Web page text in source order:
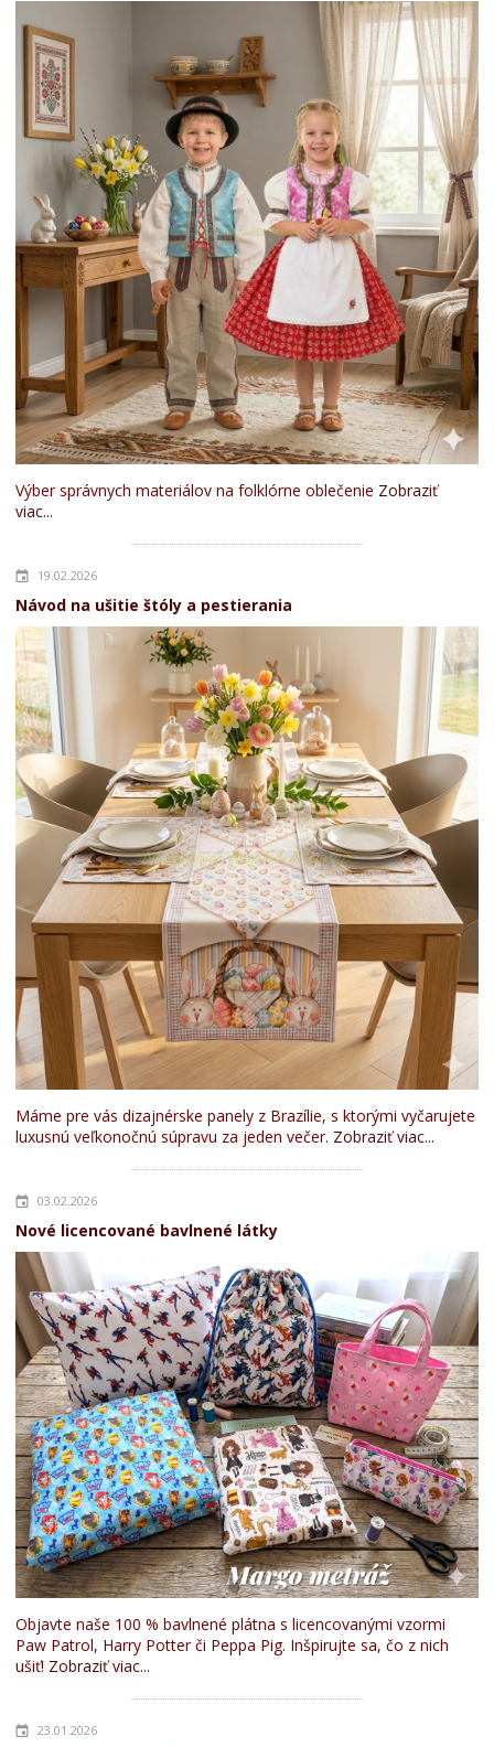
Výber správnych materiálov na folklórne oblečenie Zobraziť
viac...
19.02.2026
Návod na ušitie štóly a pestierania
Máme pre vás dizajnérske panely z Brazílie, s ktorými vyčarujete
luxusnú veľkonočnú súpravu za jeden večer. Zobraziť viac...
03.02.2026
Nové licencované bavlnené látky
Objavte naše 100 % bavlnené plátna s licencovanými vzormi
Paw Patrol, Harry Potter či Peppa Pig. Inšpirujte sa, čo z nich
ušiť! Zobraziť viac...
23.01.2026